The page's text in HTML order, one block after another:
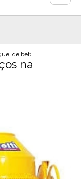
em sp
de betoneiras precos na
na